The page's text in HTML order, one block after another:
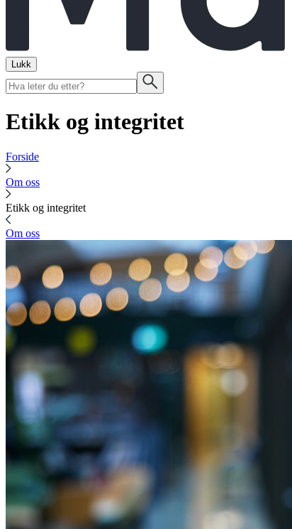
Lukk
Etikk og integritet
Forside
Om oss
Etikk og integritet
Om oss